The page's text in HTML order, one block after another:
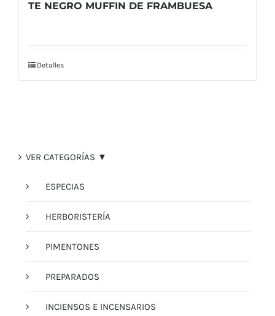
TE NEGRO MUFFIN DE FRAMBUESA
Detalles
VER CATEGORÍAS ▼
ESPECIAS
HERBORISTERÍA
PIMENTONES
PREPARADOS
INCIENSOS E INCENSARIOS